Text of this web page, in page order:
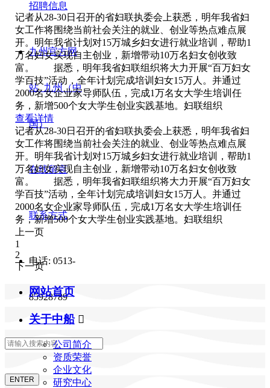
招聘信息
九州官方网
站_九州（中
国）
在线留言
联系方式
电话: 0513-
85928789
记者从28-30日召开的省妇联执委会上获悉，明年我省妇
女工作将围绕当前社会关注的就业、创业等热点难点展
开。明年我省计划对15万城乡妇女进行就业培训，帮助1
万名妇女实现自主创业，新增带动10万名妇女创收致
富。 据悉，明年我省妇联组织将大力开展“百万妇女
学百技”活动，全年计划完成培训妇女15万人。并通过
2000名女企业家导师队伍，完成1万名女大学生培训任
务，新增500个女大学生创业实践基地。妇联组织
查看详情
记者从28-30日召开的省妇联执委会上获悉，明年我省妇
女工作将围绕当前社会关注的就业、创业等热点难点展
开。明年我省计划对15万城乡妇女进行就业培训，帮助1
万名妇女实现自主创业，新增带动10万名妇女创收致
富。 据悉，明年我省妇联组织将大力开展“百万妇女
学百技”活动，全年计划完成培训妇女15万人。并通过
2000名女企业家导师队伍，完成1万名女大学生培训任
务，新增500个女大学生创业实践基地。妇联组织
上一页
1
2
下一页
网站首页
关于中船 
公司简介
资质荣誉
企业文化
研究中心